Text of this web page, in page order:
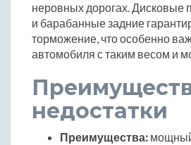
неровных дорогах. Дисковые
и барабанные задние
торможение, что особенно
автомобиля с таким весом и
недостатки
Преимущества: